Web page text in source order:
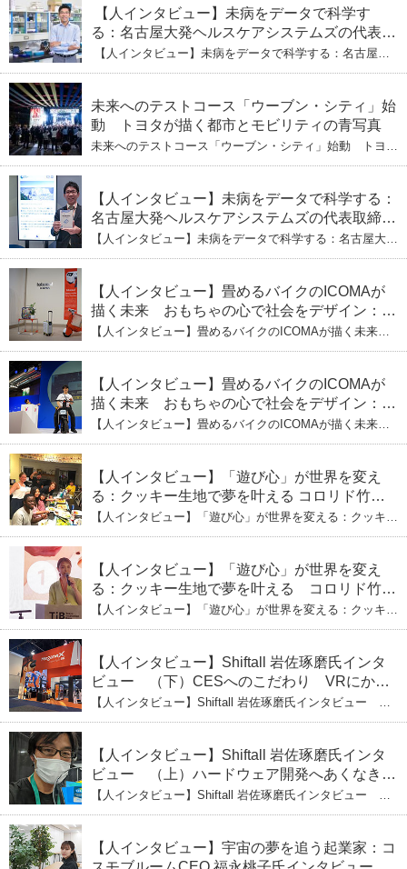
【人インタビュー】未病をデータで科学す
る：名古屋大発ヘルスケアシステムズの代表取
締役社長・瀧本陽介 【下】「人生80年の暇つ
ぶし」を着実に：理系ニートが挑むヘルスケア
【人インタビュー】未病をデータで科学する：名古屋大
発ヘルスケアシステムズの代表取締役社長・瀧本陽介
挑むヘルスケア標準化と海外戦略
未来へのテストコース「ウーブン・シティ」始
動 トヨタが描く都市とモビリティの青写真
未来へのテストコース「ウーブン・シティ」始動 トヨタ
が描く都市とモビリティの青写真
【人インタビュー】未病をデータで科学する：
名古屋大発ヘルスケアシステムズの代表取締役
社長・瀧本陽介 郵送検査で挑む健康の未来
【人インタビュー】未病をデータで科学する：名古屋大発
ヘルスケアシステムズの代表取締役社長・瀧本陽介 郵送
【人インタビュー】畳めるバイクのICOMAが
描く未来 おもちゃの心で社会をデザイン：株
式会社ICOMAの代表取締役・生駒崇光
（下）おもちゃで社会を変える、「トイボック
【人インタビュー】畳めるバイクのICOMAが描く未来
おもちゃの心で社会をデザイン：株式会社ICOMAの代表
イボックス」というデザインメソッド
【人インタビュー】畳めるバイクのICOMAが
描く未来 おもちゃの心で社会をデザイン：株
式会社ICOMAの代表取締役・生駒崇光
（上）「変形」に魅せられたデザイナーの軌
【人インタビュー】畳めるバイクのICOMAが描く未来
おもちゃの心で社会をデザイン：株式会社ICOMAの代表
ーの軌跡
【人インタビュー】「遊び心」が世界を変え
る：クッキー生地で夢を叶える コロリド竹内
ひとみ（下） 起業は「影響力」のため。愛と
笑いの子育て哲学
【人インタビュー】「遊び心」が世界を変える：クッキー
生地で夢を叶える コロリド竹内ひとみ（下） 起業は「影
【人インタビュー】「遊び心」が世界を変え
る：クッキー生地で夢を叶える コロリド竹内
ひとみ（上） クッキー生地に込めた「誰でも
できる」という哲学
【人インタビュー】「遊び心」が世界を変える：クッキー
生地で夢を叶える コロリド竹内ひとみ（上） クッキー
【人インタビュー】Shiftall 岩佐琢磨氏インタ
ビュー （下）CESへのこだわり VRにかけ
る未来
【人インタビュー】Shiftall 岩佐琢磨氏インタビュー
（下）CESへのこだわり VRにかける未来
【人インタビュー】Shiftall 岩佐琢磨氏インタ
ビュー （上）ハードウェア開発へあくなき挑
戦 その起業の経緯とは
【人インタビュー】Shiftall 岩佐琢磨氏インタビュー
（上）ハードウェア開発へあくなき挑戦 その起業の経緯
【人インタビュー】宇宙の夢を追う起業家：コ